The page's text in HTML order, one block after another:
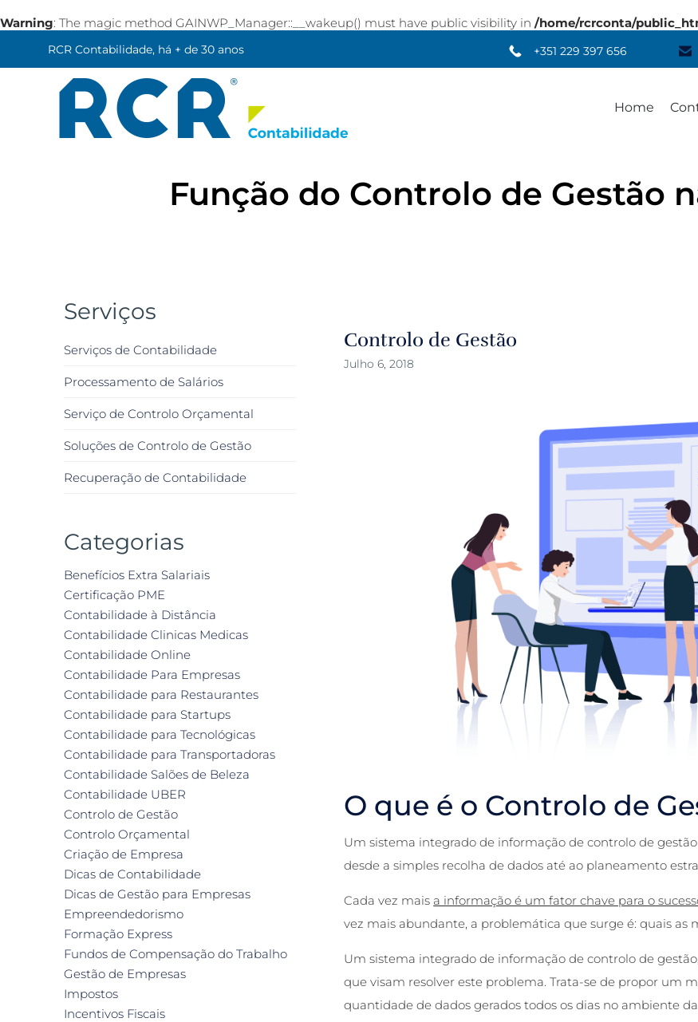
Warning: The magic method GAINWP_Manager::__wakeup() must have public visibility in /home/rcrconta/
RCR Contabilidade, há + de 30 anos +351 229 397 656
Home
Função do Controlo de Gestão
Controlo de Gestão
Julho 6, 2018
O que é o Controlo de
Um sistema integrado de informação decontrolo de gestão
desde a simples recolha de dados até ao planeamento
Cada vez mais a informação é um fator chave para o
vez mais abundante, a problemática que surge é: quais
Um sistema integrado de informação decontrolo de gestão
que visam resolver este problema. Trata-se de propor um
quantidade de dados gerados todos os dias no ambiente
Serviços
Serviços de Contabilidade
Processamento de Salários
Serviço de Controlo Orçamental
Soluções de Controlo de Gestão
Recuperação de Contabilidade
Categorias
Benefícios Extra Salariais
Certificação PME
Contabilidade à Distância
Contabilidade Clinicas Medicas
Contabilidade Online
Contabilidade Para Empresas
Contabilidade para Restaurantes
Contabilidade para Startups
Contabilidade para Tecnológicas
Contabilidade para Transportadoras
Contabilidade Salões de Beleza
Contabilidade UBER
Controlo de Gestão
Controlo Orçamental
Criação de Empresa
Dicas de Contabilidade
Dicas de Gestão para Empresas
Empreendedorismo
Formação Express
Fundos de Compensação do Trabalho
Gestão de Empresas
Impostos
Incentivos Fiscais